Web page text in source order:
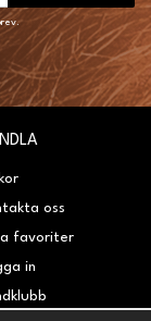
oss
favoriter
in